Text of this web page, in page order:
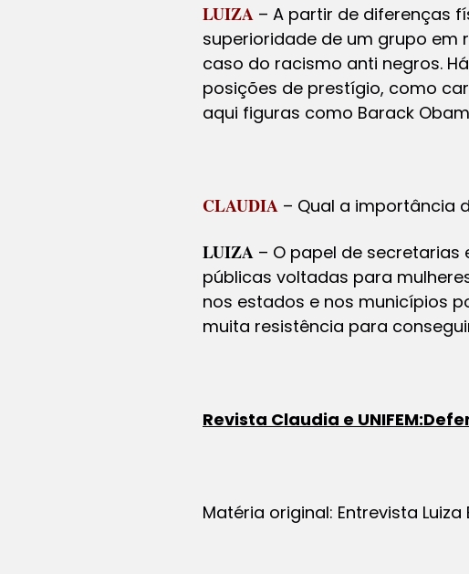
LUIZA – A partir de diferenças
superioridade de um grupo em
caso do racismo anti negros.
posições de prestígio, como
aqui figuras como Barack
CLAUDIA – Qual a importância
LUIZA – O papel de
públicas voltadas para
nos estados e nos municípios
muita resistência para
Revista Claudia e
Matéria original: Entrevista Luiza